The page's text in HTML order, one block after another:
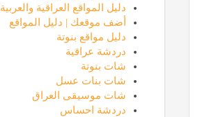
دليل المواقع العراقية والعربية
أضف موقعك | دليل المواقع
دليل مواقع بنوتة
دردشة عراقية
شات بنوتة
شات بنات عسل
شات موسيقى العراق
دردشة احساس